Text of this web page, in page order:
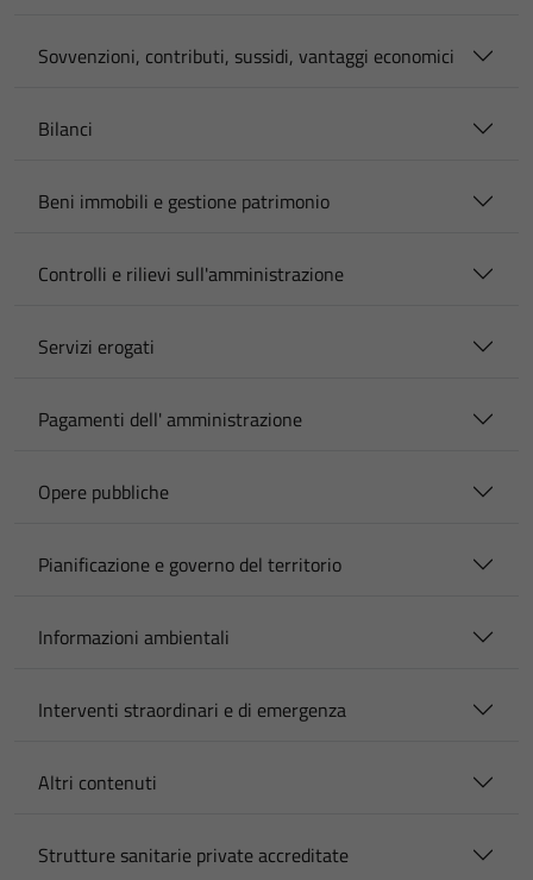
Sovvenzioni, contributi, sussidi, vantaggi economici
Bilanci
Beni immobili e gestione patrimonio
Controlli e rilievi sull'amministrazione
Servizi erogati
Pagamenti dell' amministrazione
Opere pubbliche
Pianificazione e governo del territorio
Informazioni ambientali
Interventi straordinari e di emergenza
Altri contenuti
Strutture sanitarie private accreditate